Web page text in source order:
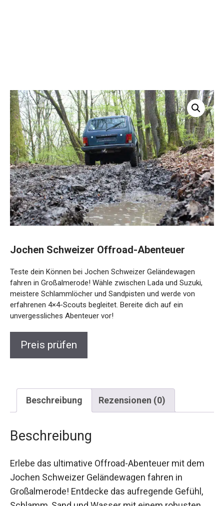
Jochen Schweizer Offroad-Abenteuer
Teste dein Können bei Jochen Schweizer Geländewagen
fahren in Großalmerode! Wähle zwischen Lada und Suzuki,
meistere Schlammlöcher und Sandpisten und werde von
erfahrenen 4×4-Scouts begleitet. Bereite dich auf ein
unvergessliches Abenteuer vor!
Preis prüfen
Beschreibung Rezensionen (0)
Beschreibung
Erlebe das ultimative Offroad-Abenteuer mit dem
Jochen Schweizer Geländewagen fahren in
Großalmerode! Entdecke das aufregende Gefühl,
Schlamm, Sand und Wasser mit einem robusten